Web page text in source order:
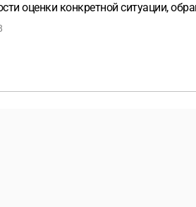
оценки конкретной ситуации,